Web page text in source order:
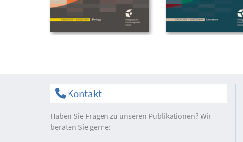
Kontakt
Haben Sie Fragen zu unseren Publikationen? Wir
beraten Sie gerne: